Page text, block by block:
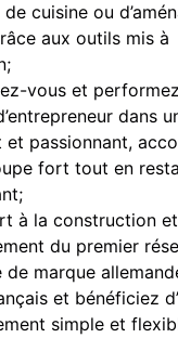
cuisine ou
aux outils mis à
vous et
dans
et passionnant,
fort tout en
à la construction
du premier
de marque
et bénéficiez
simple et